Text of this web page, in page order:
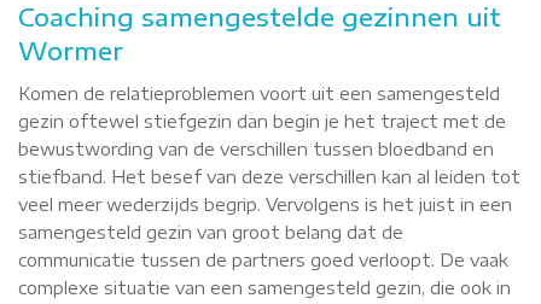
Coaching samengestelde gezinnen uit
Wormer
Komen de relatieproblemen voort uit een samengesteld
gezin oftewel stiefgezin dan begin je het traject met de
bewustwording van de verschillen tussen bloedband en
stiefband. Het besef van deze verschillen kan al leiden tot
veel meer wederzijds begrip. Vervolgens is het juist in een
samengesteld gezin van groot belang dat de
communicatie tussen de partners goed verloopt. De vaak
complexe situatie van een samengesteld gezin, die ook in